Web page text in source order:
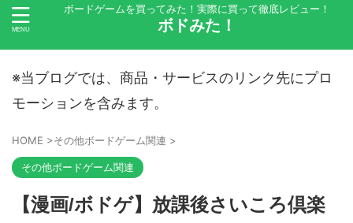
ボードゲームを買ってみた！実際に買って徹底レビュー！
ボドみた！
※当ブログでは、商品・サービスのリンク先にプロ
モーションを含みます。
HOME >その他ボードゲーム関連 >
その他ボードゲーム関連
【漫画/ボドゲ】放課後さいころ倶楽